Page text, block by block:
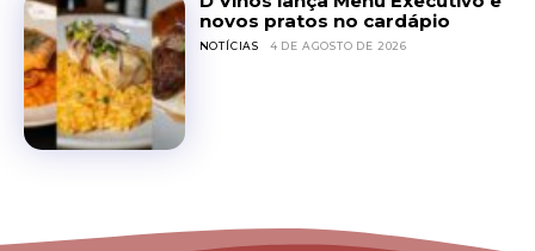
novos pratos no cardápio
NOTÍCIAS 4 DE AGOSTO DE 2026